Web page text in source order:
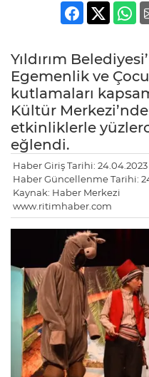
Yıldırım
Egemenlik ve
kutlamaları
Kültür Merkezi’nde
etkinliklerle
eğlendi.
Haber Giriş Tarihi: 24.04.2023
Haber Güncellenme Tarihi:
Kaynak: Haber Merkezi
www.ritimhaber.com